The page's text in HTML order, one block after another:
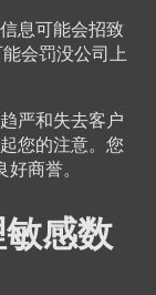
息可能会招致
会罚没公司上
严和失去客户
您的注意。您
商誉。
感数